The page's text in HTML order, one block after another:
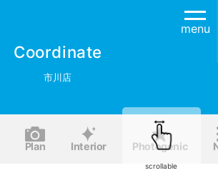
menu
Coordinate
市川店
Plan Interior Photogenic
scrollable